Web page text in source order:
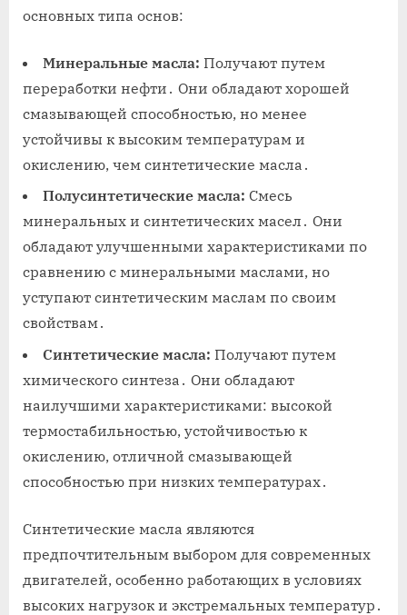
основных типа основ:
Минеральные масла: Получают путем
переработки нефти․ Они обладают хорошей
смазывающей способностью, но менее
устойчивы к высоким температурам и
окислению, чем синтетические масла․
Полусинтетические масла: Смесь
минеральных и синтетических масел․ Они
обладают улучшенными характеристиками по
сравнению с минеральными маслами, но
уступают синтетическим маслам по своим
свойствам․
Синтетические масла: Получают путем
химического синтеза․ Они обладают
наилучшими характеристиками: высокой
термостабильностью, устойчивостью к
окислению, отличной смазывающей
способностью при низких температурах․
Синтетические масла являются
предпочтительным выбором для современных
двигателей, особенно работающих в условиях
высоких нагрузок и экстремальных температур․